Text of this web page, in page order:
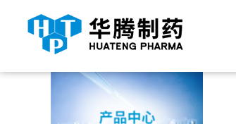
当前位置： 首页 产品中心